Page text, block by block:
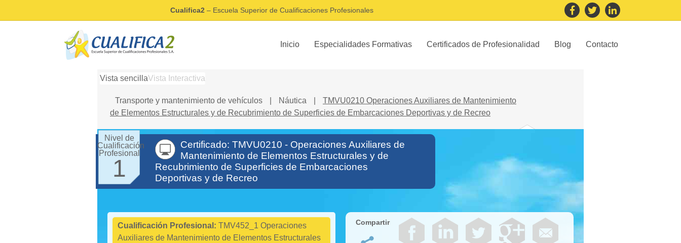
Cualifica2 – Escuela Superior de Cualificaciones Profesionales
Inicio Especialidades Formativas Certificados de Profesionalidad Blog Contacto
Vista sencillaVista Interactiva
Transporte y mantenimiento de vehículos Náutica
TMVU0210 Operaciones Auxiliares de Mantenimiento
de Elementos Estructurales y de Recubrimiento de Superficies de Embarcaciones Deportivas y de Recreo
Nivel de
Cualificación
Profesional
1
Certificado: TMVU0210 - Operaciones Auxiliares de
Mantenimiento de Elementos Estructurales y de
Recubrimiento de Superficies de Embarcaciones
Deportivas y de Recreo
Transporte y
mantenimiento
de vehículos
Cualificación Profesional: TMV452_1 Operaciones
Auxiliares de Mantenimiento de Elementos Estructurales
Compartir